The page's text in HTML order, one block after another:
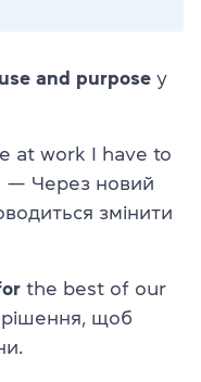
and purpose у
at work I have to
— Через новий
змінити
the best of our
щоб